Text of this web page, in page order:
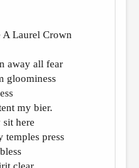
A Laurel Crown
away all fear
gloominess
my bier.
here
temples press